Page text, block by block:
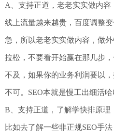
A、支持正道，老老实实做内容
线上流量越来越贵，百度调整
急，所以老老实实做内容，做
拉松，不要看开始赢在那几步
不及，如果你的业务利润要以
不可。SEO本就是慢工出细活哈
B、支持正道，了解学快排原理
比如去了解一些非正规SEO手